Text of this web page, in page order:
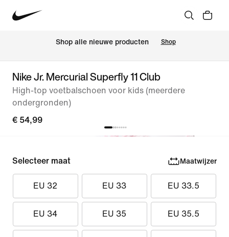
Shop alle nieuwe producten Shop
Nike Jr. Mercurial Superfly 11 Club
High-top voetbalschoen voor kids (meerdere
ondergronden)
€ 54,99
Selecteer maat Maatwijzer
EU 32 EU 33 EU 33.5
EU 34 EU 35 EU 35.5